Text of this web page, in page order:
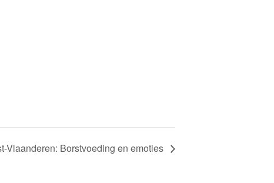
Vlaanderen: Borstvoeding en emoties